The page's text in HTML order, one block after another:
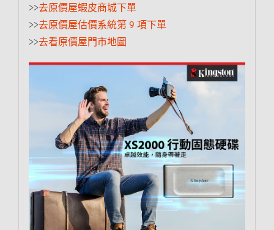
>>去原價屋蝦皮商城下單
>>去原價屋估價系統第 9 項下單
>>去看原價屋門市地圖